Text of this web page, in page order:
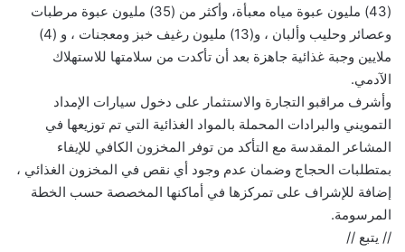
(43) مليون عبوة مياه معبأة، وأكثر من (35) مليون عبوة مرطبات
وعصائر وحليب وألبان ، و(13) مليون رغيف خبز ومعجنات ، و (4)
ملايين وجبة غذائية جاهزة بعد أن تأكدت من سلامتها للاستهلاك
الآدمي.
وأشرف مراقبو التجارة والاستثمار على دخول سيارات الإمداد
التمويني والبرادات المحملة بالمواد الغذائية التي تم توزيعها في
المشاعر المقدسة مع التأكد من توفر المخزون الكافي للإيفاء
بمتطلبات الحجاج وضمان عدم وجود أي نقص في المخزون الغذائي ،
إضافة للإشراف على تمركزها في أماكنها المخصصة حسب الخطة
المرسومة.
// يتبع //